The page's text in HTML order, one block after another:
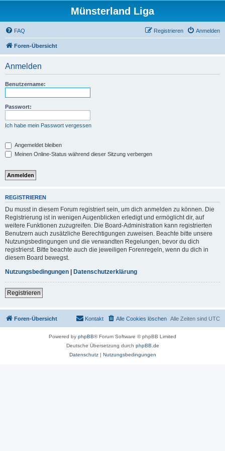
Münsterland Liga
FAQ Anmelden
Registrieren
Foren-Übersicht
Anmelden
Benutzername:
Passwort:
Ich habe mein Passwort vergessen
Angemeldet bleiben
Meinen Online-Status während dieser Sitzung verbergen
REGISTRIEREN
Du musst in diesem Forum registriert sein, um dich anmelden zu können. Die
Registrierung ist in wenigen Augenblicken erledigt und ermöglicht dir, auf
weitere Funktionen zuzugreifen. Die Board-Administration kann registrierten
Benutzern auch zusätzliche Berechtigungen zuweisen. Beachte bitte unsere
Nutzungsbedingungen und die verwandten Regelungen, bevor du dich
registrierst. Bitte beachte auch die jeweiligen Forenregeln, wenn du dich in
diesem Board bewegst.
Nutzungsbedingungen | Datenschutzerklärung
Registrieren
Foren-Übersicht Alle Zeiten sind UTC
Alle Cookies löschen
Kontakt
Powered by phpBB® Forum Software © phpBB Limited
Deutsche Übersetzung durch phpBB.de
Datenschutz| Nutzungsbedingungen